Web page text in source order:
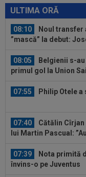
ULTIMA ORĂ
Trabzonspor, s-a
08:10
Noul transfer
”mască” la debut:
08:05
Belgienii s-
primul gol la Union
07:55 Philip Otele a
07:40
Cătălin
lui Martin Pascual:
07:39
Nota primită
învins-o pe Juventus